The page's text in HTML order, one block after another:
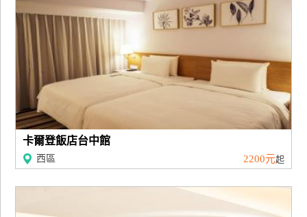
卡爾登飯店台中館
西區 2200元起